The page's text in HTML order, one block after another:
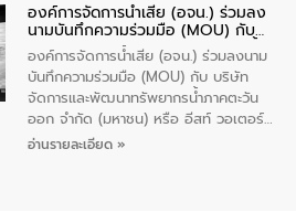
ชุมชนและการบำบัดน้ำเสียเบื้องต้น ให้กับ
นักเรียนชั้นประถมศึกษาปีที่ 5 โรงเรียน
เทศบาล 1 (พะเยาประชานุกูล) จำนวน 30
คน
องค์การจัดการน้ำเสีย (อจน.) ร่วมลง
นามบันทึกความร่วมมือ (MOU) กับ
บริษัท จัดการและพัฒนาทรัพยากรน้ำ
ภาคตะวันออก จำกัด (มหาชน) หรือ อีส
ท์ วอเตอร์
องค์การจัดการน้ำเสีย (อจน.) ร่วมลงนาม
บันทึกความร่วมมือ (MOU) กับ บริษัท
จัดการและพัฒนาทรัพยากรน้ำภาคตะวัน
ออก จำกัด (มหาชน) หรือ อีสท์ วอเตอร์
เมื่อวันอังคารที่ 4 สิงหาคม 2569 ณ ห้อง
อ่านรายละเอียด »